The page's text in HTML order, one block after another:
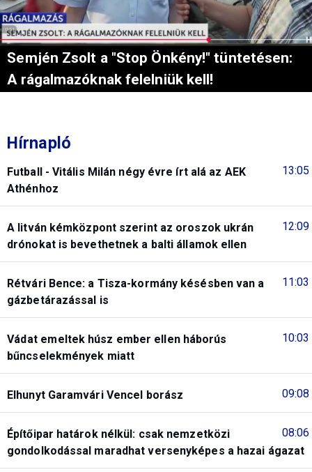
Semjén Zsolt a "Stop Önkény!" tüntetésen:
A rágalmazóknak felelniük kell!
Hírnapló
13:05
Futball - Vitális Milán négy évre írt alá az AEK
Athénhoz
12:09
A litván kémközpont szerint az oroszok ukrán
drónokat is bevethetnek a balti államok ellen
11:03
Rétvári Bence: a Tisza-kormány késésben van a
gázbetárazással is
10:03
Vádat emeltek húsz ember ellen háborús
bűncselekmények miatt
09:08
Elhunyt Garamvári Vencel borász
08:06
Építőipar határok nélkül: csak nemzetközi
gondolkodással maradhat versenyképes a hazai ágazat